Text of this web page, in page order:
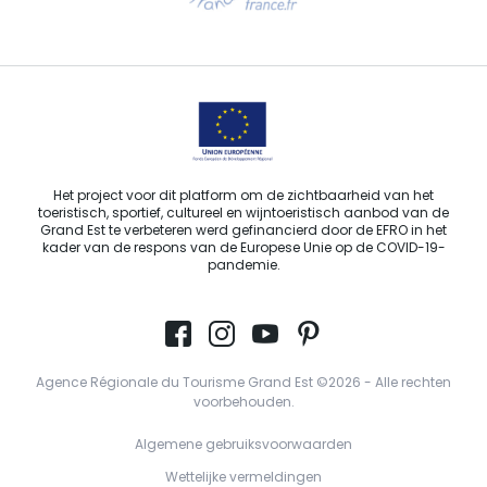
Stuur ons een e-mail
Het project voor dit platform om de zichtbaarheid van het
toeristisch, sportief, cultureel en wijntoeristisch aanbod van de
Grand Est te verbeteren werd gefinancierd door de EFRO in het
kader van de respons van de Europese Unie op de COVID-19-
pandemie.
Agence Régionale du Tourisme Grand Est ©2026 - Alle rechten
voorbehouden.
Algemene gebruiksvoorwaarden
Wettelijke vermeldingen